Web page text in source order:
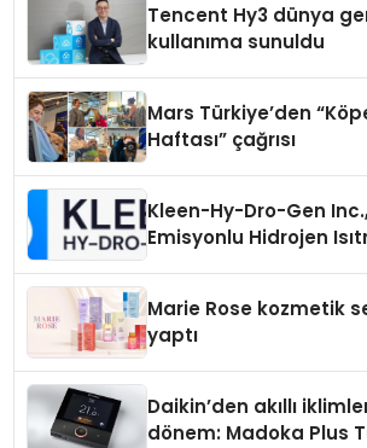
Tencent Hy3 dünya
kullanıma sunuldu
Mars Türkiye’den
Haftası” çağrısı
Kleen-Hy-Dro-Gen Inc.,
Emisyonlu Hidrojen
Marie Rose kozmetik
yaptı
Daikin’den akıllı
dönem: Madoka Plus